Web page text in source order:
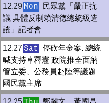
12.29 Mon
民眾黨「嚴正抗
議 具體反制賴清德總統級造
謠」記者會
12.27 Sat
停砍年金案, 總統
喊支持卓釋憲 政院推全面納
管立委、公務員赴陸等議題
國民黨主席
12.25
鄭麗文、黃國昌